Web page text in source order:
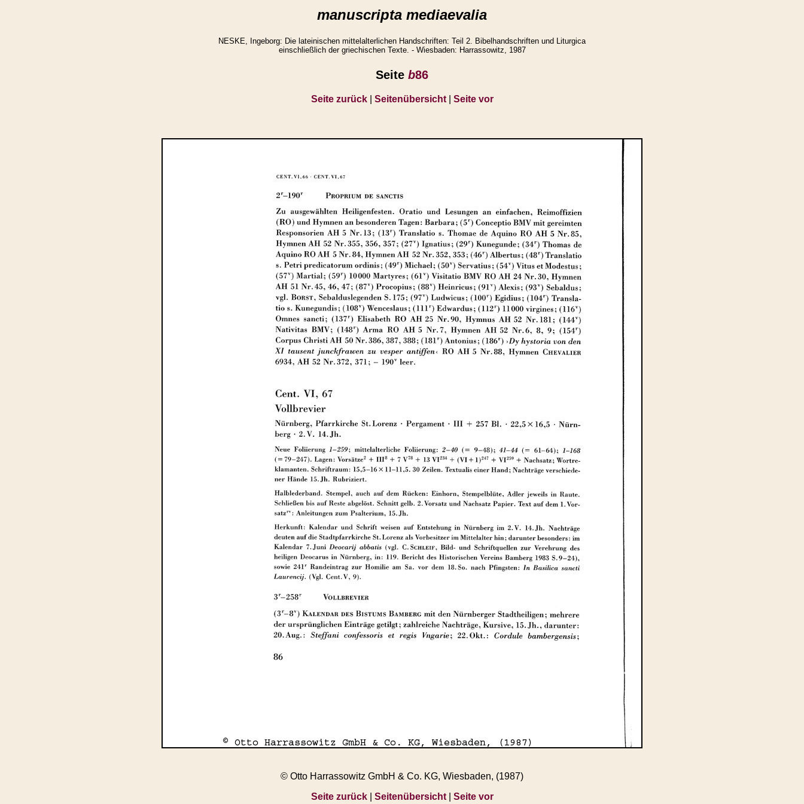
manuscripta mediaevalia
NESKE, Ingeborg: Die lateinischen mittelalterlichen Handschriften: Teil 2. Bibelhandschriften und Liturgica
einschließlich der griechischen Texte. - Wiesbaden: Harrassowitz, 1987
Seite b86
Seite zurück| Seitenübersicht| Seite vor
© Otto Harrassowitz GmbH & Co. KG, Wiesbaden, (1987)
Seite zurück| Seitenübersicht| Seite vor